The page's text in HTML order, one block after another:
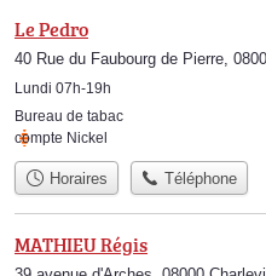
Le Pedro
40 Rue du Faubourg de Pierre,
Lundi 07h-19h
Bureau de tabac
compte Nickel
Horaires Téléphone
MATHIEU Régis